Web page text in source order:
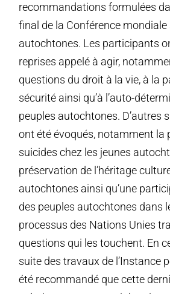
recommandations formulées
final de la Conférence mondiale
autochtones. Les participants
reprises appelé à agir,
questions du droit à la vie, à la
sécurité ainsi qu’à l’auto-
peuples autochtones. D’autres
ont été évoqués, notamment la
suicides chez les jeunes
préservation de l’héritage
autochtones ainsi qu’une
des peuples autochtones dans
processus des Nations Unies
questions qui les touchent. En
suite des travaux de l’Instance
été recommandé que cette